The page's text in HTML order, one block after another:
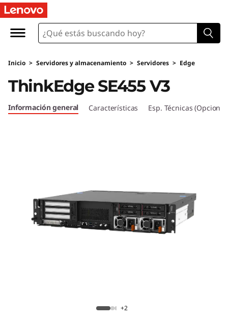
T
h
n
E
Inicio > Servidores y almacenamiento > Servidores > Edge
ThinkEdge SE455 V3
Información general Características Esp. Técnicas
+2